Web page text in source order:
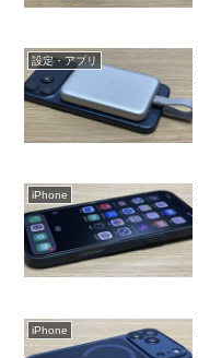
設定・アプリ
iPhone
iPhone